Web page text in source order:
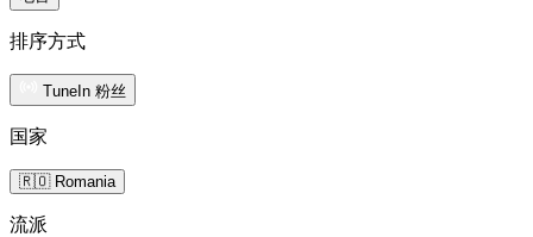
排序方式
TuneIn 粉丝
国家
🇷🇴 Romania
流派